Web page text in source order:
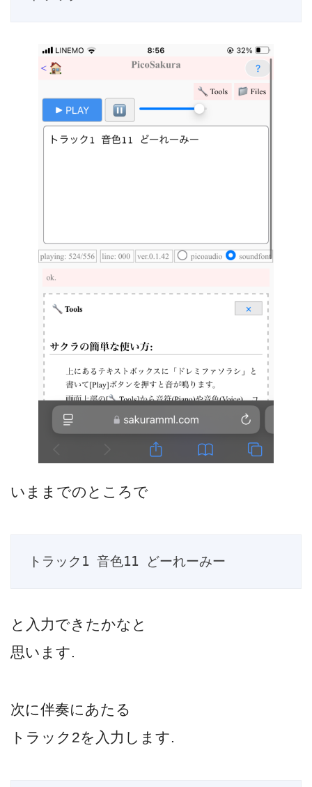
いままでのところで
トラック1 音色11 どーれーみー
と入力できたかなと
思います.
次に伴奏にあたる
トラック2を入力します.